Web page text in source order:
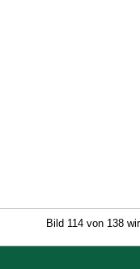
Bild 114 von 138